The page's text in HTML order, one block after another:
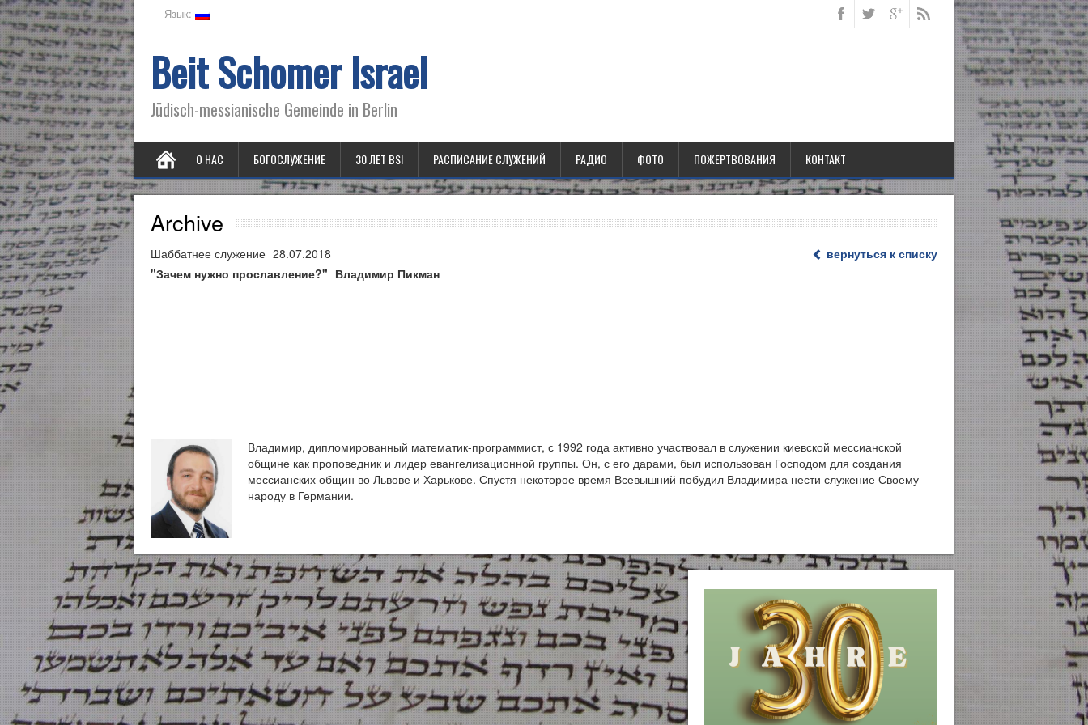
Язык:
Beit Schomer Israel
Jüdisch-messianische Gemeinde in Berlin
О НАС БОГОСЛУЖЕНИЕ 30 ЛЕТ BSI РАСПИСАНИЕ СЛУЖЕНИЙ РАДИО ФОТО ПОЖЕРТВОВАНИЯ КОНТАКТ
Archive
вернуться к списку
Шаббатнее служение 28.07.2018
"Зачем нужно прославление?" Владимир Пикман
Владимир, дипломированный математик-программист, с 1992 года активно участвовал в служении киевской мессианской
общине как проповедник и лидер евангелизационной группы. Он, с его дарами, был использован Господом для создания
мессианских общин во Львове и Харькове. Спустя некоторое время Всевышний побудил Владимира нести служение Своему
народу в Германии.